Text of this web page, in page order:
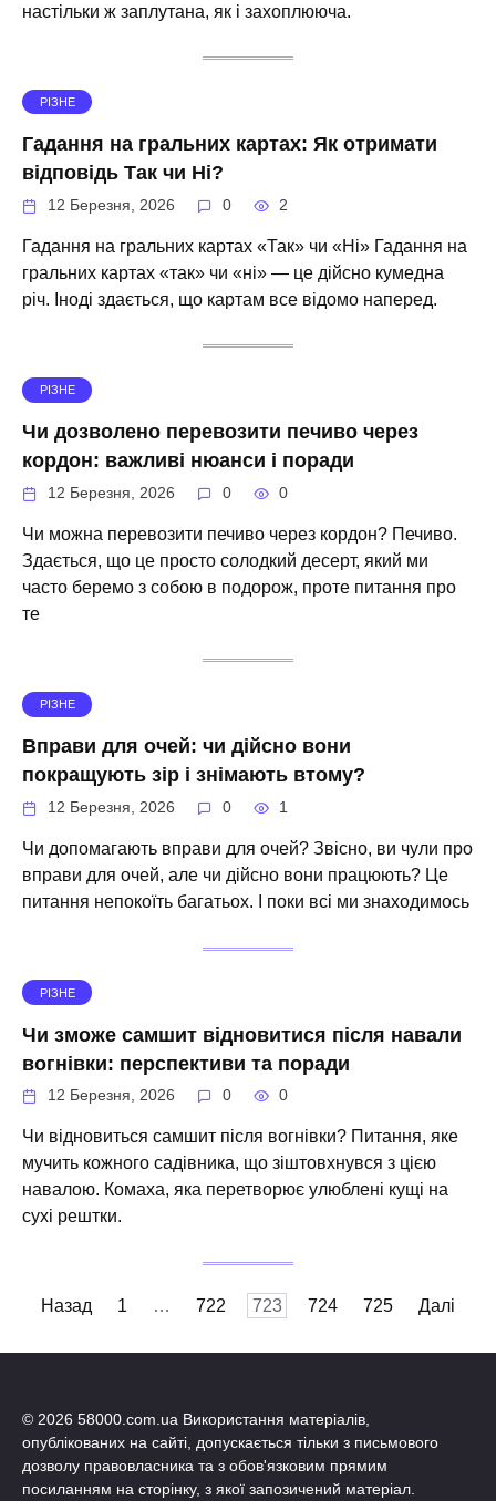
настільки ж заплутана, як і захоплююча.
РІЗНЕ
Гадання на гральних картах: Як отримати
відповідь Так чи Ні?
12 Березня, 2026 0 2
Гадання на гральних картах «Так» чи «Ні» Гадання на
гральних картах «так» чи «ні» — це дійсно кумедна
річ. Іноді здається, що картам все відомо наперед.
РІЗНЕ
Чи дозволено перевозити печиво через
кордон: важливі нюанси і поради
12 Березня, 2026 0 0
Чи можна перевозити печиво через кордон? Печиво.
Здається, що це просто солодкий десерт, який ми
часто беремо з собою в подорож, проте питання про
те
РІЗНЕ
Вправи для очей: чи дійсно вони
покращують зір і знімають втому?
12 Березня, 2026 0 1
Чи допомагають вправи для очей? Звісно, ви чули про
вправи для очей, але чи дійсно вони працюють? Це
питання непокоїть багатьох. І поки всі ми знаходимось
РІЗНЕ
Чи зможе самшит відновитися після навали
вогнівки: перспективи та поради
12 Березня, 2026 0 0
Чи відновиться самшит після вогнівки? Питання, яке
мучить кожного садівника, що зіштовхнувся з цією
навалою. Комаха, яка перетворює улюблені кущі на
сухі рештки.
Пагінація
Назад 1 … 722 723 724 725 Далі
© 2026 58000.com.ua Використання матеріалів,
опублікованих на сайті, допускається тільки з письмового
дозволу правовласника та з обов'язковим прямим
посиланням на сторінку, з якої запозичений матеріал.